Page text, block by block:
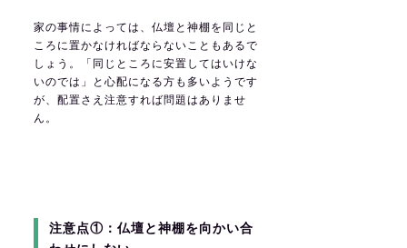
家の事情によっては、仏壇と神棚を同じと
ころに置かなければならないこともあるで
しょう。「同じところに安置してはいけな
いのでは」と心配になる方も多いようです
が、配置さえ注意すれば問題はありませ
ん。
注意点①：仏壇と神棚を向かい合